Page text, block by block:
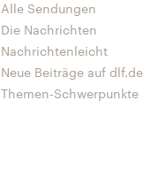
Alle Sendungen
Die Nachrichten
Nachrichtenleicht
Neue Beiträge auf dlf.de
Themen-Schwerpunkte